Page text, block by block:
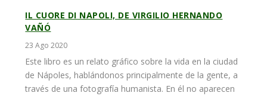
IL CUORE DI NAPOLI, DE VIRGILIO HERNANDO
VAÑÓ
23 Ago 2020
Este libro es un relato gráfico sobre la vida en la ciudad
de Nápoles, hablándonos principalmente de la gente, a
través de una fotografía humanista. En él no aparecen